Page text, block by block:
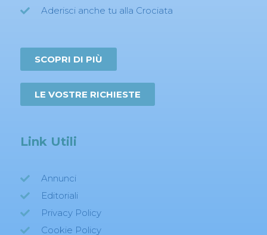
Aderisci anche tu alla Crociata
SCOPRI DI PIÙ
LE VOSTRE RICHIESTE
Link Utili
Annunci
Editoriali
Privacy Policy
Cookie Policy